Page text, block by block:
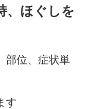
、ほぐしを
部位、症状単
す